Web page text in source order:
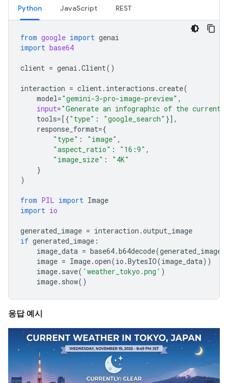
Python JavaScript REST
from google import genai
import base64
client = genai .Client()
interaction = client. interactions .create(
model="gemini-3-pro-image-preview" ,
input="Generate an infographic of the current
tools=[{"type" : "google_search" }],
response_format={
"type" : "image" ,
"aspect_ratio" : "16:9" ,
"image_size" :
"4K"
}
)
from PIL import Image
import io
generated_image = interaction .output_image
if generated_image :
image_data = base64.b64decode(generated_image
image = Image.open(io .BytesIO(image_data))
image. save( 'weather_tokyo.png' )
image. show()
응답 예시